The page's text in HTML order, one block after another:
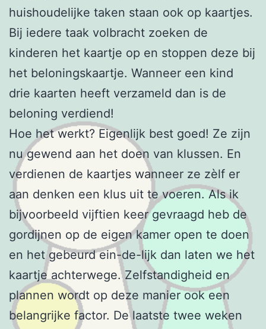
huishoudelijke taken staan ook op kaartjes.
Bij iedere taak volbracht zoeken de
kinderen het kaartje op en stoppen deze bij
het beloningskaartje. Wanneer een kind
drie kaarten heeft verzameld dan is de
beloning verdiend!
Hoe het werkt? Eigenlijk best goed! Ze zijn
nu gewend aan het doen van klussen. En
verdienen de kaartjes wanneer ze zèlf er
aan denken een klus uit te voeren. Als ik
bijvoorbeeld vijftien keer gevraagd heb de
gordijnen op de eigen kamer open te doen
en het gebeurd ein-de-lijk dan laten we het
kaartje achterwege. Zelfstandigheid en
plannen wordt op deze manier ook een
belangrijke factor. De laatste twee weken